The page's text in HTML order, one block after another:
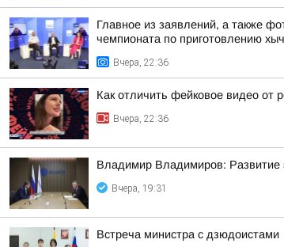
Главное из заявлений, а также
чемпионата по приготовлению
Вчера, 22:36
Как отличить фейковое видео от
Вчера, 22:36
Владимир Владимиров: Развитие
Вчера, 19:31
Встреча министра с дзюдоистами